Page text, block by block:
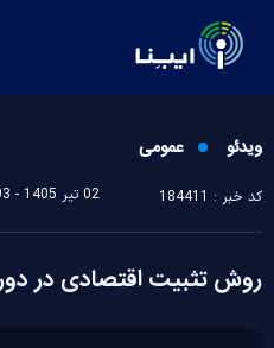
ویدئو عمومی
کد خبر : 184411 02 تير 1405 - 16:03
روش تثبیت اقتصادی در